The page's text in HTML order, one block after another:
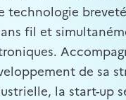
technologie
fil et
de sa
la start-up